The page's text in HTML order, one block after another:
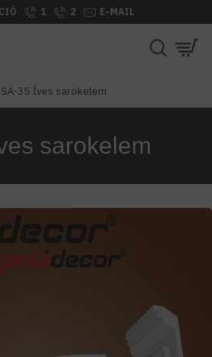
1 2 E-MAIL
SA-35 Íves sarokelem
sarokelem